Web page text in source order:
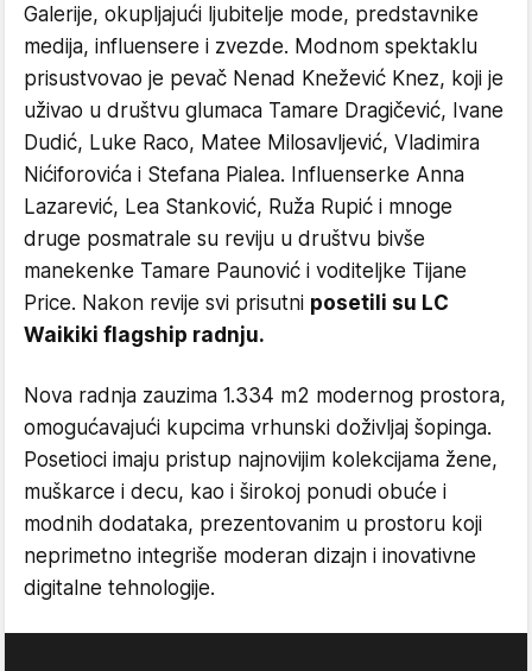
Galerije, okupljajući ljubitelje mode, predstavnike
medija, influensere i zvezde. Modnom spektaklu
prisustvovao je pevač Nenad Knežević Knez, koji je
uživao u društvu glumaca Tamare Dragičević, Ivane
Dudić, Luke Raco, Matee Milosavljević, Vladimira
Nićiforovića i Stefana Pialea. Influenserke Anna
Lazarević, Lea Stanković, Ruža Rupić i mnoge
druge posmatrale su reviju u društvu bivše
manekenke Tamare Paunović i voditeljke Tijane
Price. Nakon revije svi prisutni posetili su LC
Waikiki flagship radnju.
Nova radnja zauzima 1.334 m2 modernog prostora,
omogućavajući kupcima vrhunski doživljaj šopinga.
Posetioci imaju pristup najnovijim kolekcijama žene,
muškarce i decu, kao i širokoj ponudi obuće i
modnih dodataka, prezentovanim u prostoru koji
neprimetno integriše moderan dizajn i inovativne
digitalne tehnologije.